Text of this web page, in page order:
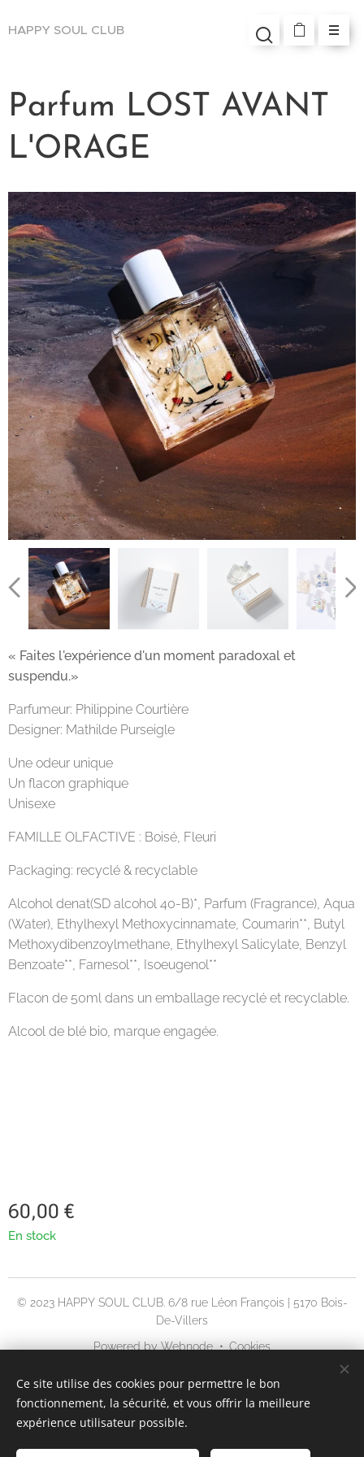
HAPPY SOUL CLUB
Parfum LOST AVANT
L'ORAGE
« Faites l'expérience d'un moment paradoxal et
suspendu.»
Parfumeur: Philippine Courtière
Designer: Mathilde Purseigle
Une odeur unique
Un flacon graphique
Unisexe
FAMILLE OLFACTIVE : Boisé, Fleuri
Packaging: recyclé & recyclable
Alcohol denat(SD alcohol 40-B)*, Parfum (Fragrance), Aqua
(Water), Ethylhexyl Methoxycinnamate, Coumarin**, Butyl
Methoxydibenzoylmethane, Ethylhexyl Salicylate, Benzyl
Benzoate**, Farnesol**, Isoeugenol**
Flacon de 50ml dans un emballage recyclé et recyclable.
Alcool de blé bio, marque engagée.
60,00 €
En stock
© 2023 HAPPY SOUL CLUB. 6/8 rue Léon François | 5170 Bois-
De-Villers
Powered by Webnode Cookies
Langues
English
Français
Ce site utilise des cookies pour permettre le bon
fonctionnement, la sécurité, et vous offrir la meilleure
expérience utilisateur possible.